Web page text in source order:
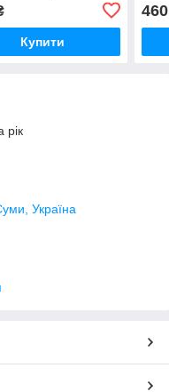
L=2,0м DKM
Купити
460
рік
Україна